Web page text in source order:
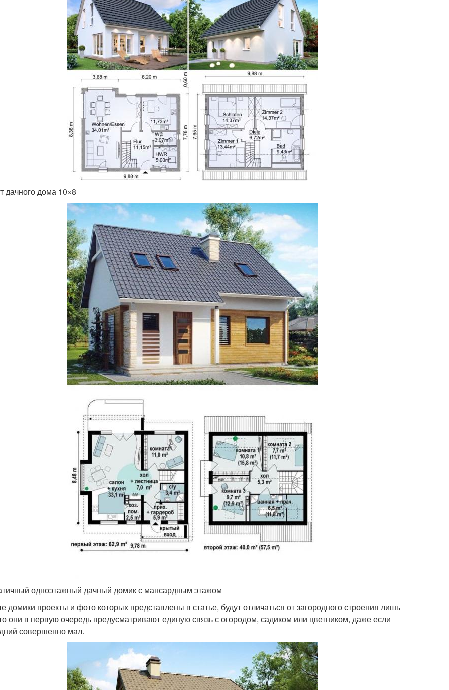
дачного дома 10×8
одноэтажный дачный домик с мансардным этажом
домики проекты и фото которых представлены в статье, будут отличаться от загородного строения лишь
они в первую очередь предусматривают единую связь с огородом, садиком или цветником, даже если
совершенно мал.